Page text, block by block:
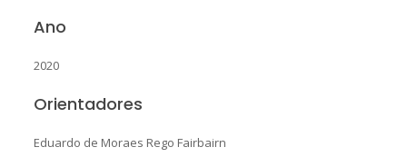
Ano
2020
Orientadores
Eduardo de Moraes Rego Fairbairn